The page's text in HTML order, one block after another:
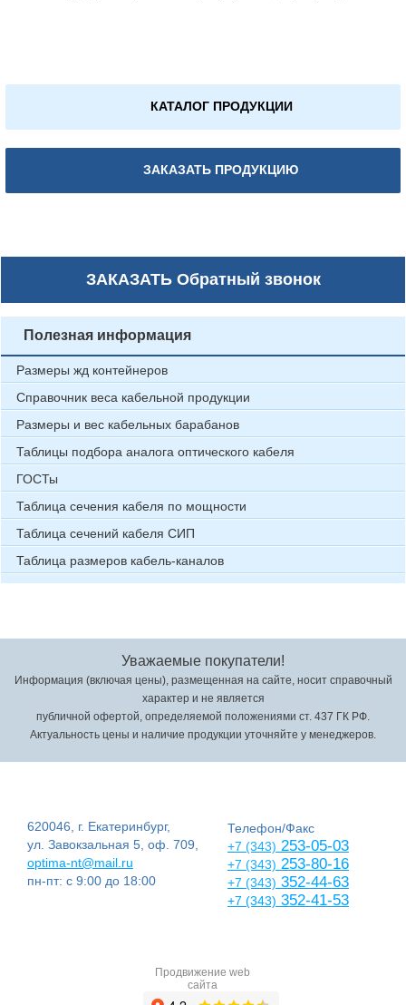
КАТАЛОГ ПРОДУКЦИИ
ЗАКАЗАТЬ ПРОДУКЦИЮ
ЗАКАЗАТЬОбратный звонок
Полезная информация
Размеры жд контейнеров
Справочник веса кабельной продукции
Размеры и вес кабельных барабанов
Таблицы подбора аналога оптического кабеля
ГОСТы
Таблица сечения кабеля по мощности
Таблица сечений кабеля СИП
Таблица размеров кабель-каналов
Уважаемые покупатели!
Информация (включая цены), размещенная на сайте, носит справочный
характер и не является
публичной офертой, определяемой положениями ст. 437 ГК РФ.
Актуальность цены и наличие продукции уточняйте у менеджеров.
620046, г. Екатеринбург,
ул. Завокзальная 5, оф. 709,
optima-nt@mail.ru
пн-пт: с 9:00 до 18:00
Телефон/Факс
+7 (343) 253-05-03
+7 (343) 253-80-16
+7 (343) 352-44-63
+7 (343) 352-41-53
Продвижение web
сайта